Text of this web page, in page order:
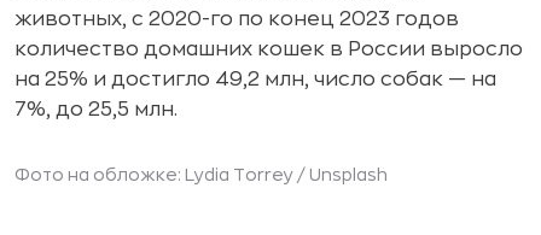
животных, с 2020-го по конец 2023 годов
количество домашних кошек в России выросло
на 25% и достигло 49,2 млн, число собак — на
7%, до 25,5 млн.
Фото на обложке: Lydia Torrey / Unsplash